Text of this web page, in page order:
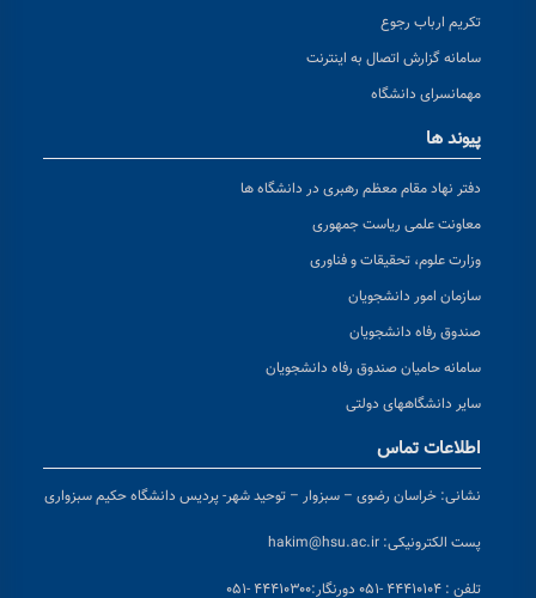
تکریم ارباب رجوع
سامانه گزارش اتصال به اینترنت
مهمانسرای دانشگاه
پیوند ها
دفتر نهاد مقام معظم رهبری در دانشگاه ها
معاونت علمی ریاست جمهوری
وزارت علوم، تحقیقات و فناوری
سازمان امور دانشجویان
صندوق رفاه دانشجویان
سامانه حامیان صندوق رفاه دانشجویان
سایر دانشگاههای دولتی
اطلاعات تماس
نشانی:خراسان رضوی – سبزوار – توحید شهر- پردیس دانشگاه حکیم سبزواری
پست الکترونیکی:hakim@hsu.ac.ir
تلفن : ۴۴۴۱۰۱۰۴ -۰۵۱ دورنگار:۴۴۴۱۰۳۰۰ -۰۵۱